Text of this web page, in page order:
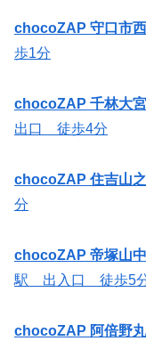
chocoZAP 守口市西
歩1分
chocoZAP 千林大宮
出口 徒歩4分
chocoZAP 住吉山
分
chocoZAP 帝塚山中
駅 出入口 徒歩5
chocoZAP 阿倍野